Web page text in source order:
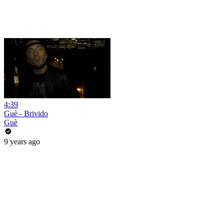
4:39
Guè - Brivido
Guè
9 years ago